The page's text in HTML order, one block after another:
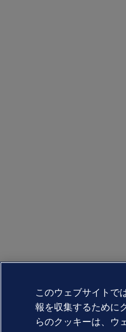
このウェブサイトで
報を収集するために
らのクッキーは、ウ